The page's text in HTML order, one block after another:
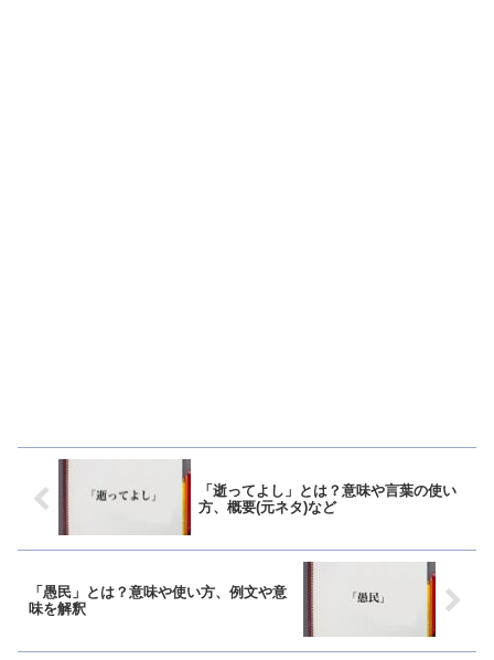
「逝ってよし」とは？意味や言葉の使い
方、概要(元ネタ)など
「愚民」とは？意味や使い方、例文や意
味を解釈